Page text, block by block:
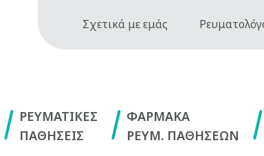
Σχετικά με εμάς
ΡΕΥΜΑΤΙΚΕΣ
ΠΑΘΗΣΕΙΣ
ΦΑΡΜΑΚΑ
ΡΕΥΜ. ΠΑΘΗΣΕΩΝ